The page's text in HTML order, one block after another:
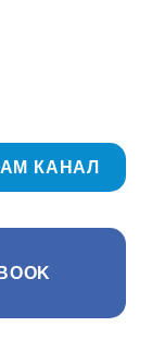
КАНАЛ